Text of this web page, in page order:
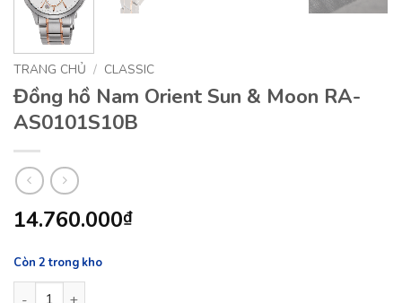
TRANG CHỦ / CLASSIC
Đồng hồ Nam Orient Sun & Moon RA-
AS0101S10B
14.760.000₫
Còn 2 trong kho
Đồng hồ Nam Orient Sun & Moon RA-AS0101S10B số lượng